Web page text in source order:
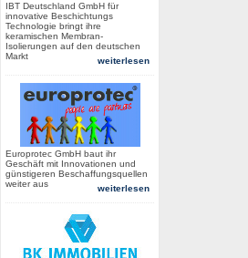
IBT Deutschland GmbH für
innovative Beschichtungs
Technologie bringt ihre
keramischen Membran-
Isolierungen auf den deutschen
Markt
weiterlesen
Europrotec GmbH baut ihr
Geschäft mit Innovationen und
günstigeren Beschaffungsquellen
weiter aus
weiterlesen